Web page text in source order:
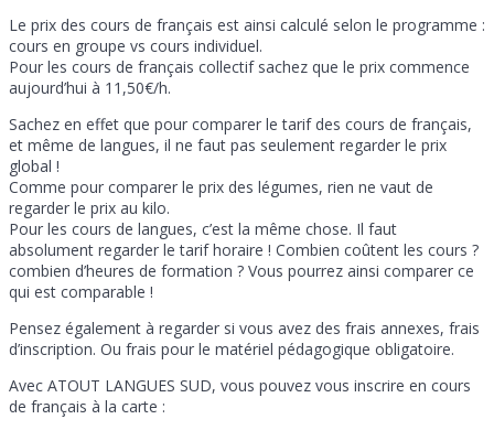
Le prix des cours de français est ainsi calculé selon le programme :
cours en groupe vs cours individuel.
Pour les cours de français collectif sachez que le prix commence
aujourd’hui à 11,50€/h.
Sachez en effet que pour comparer le tarif des cours de français,
et même de langues, il ne faut pas seulement regarder le prix
global !
Comme pour comparer le prix des légumes, rien ne vaut de
regarder le prix au kilo.
Pour les cours de langues, c’est la même chose. Il faut
absolument regarder le tarif horaire ! Combien coûtent les cours ?
combien d’heures de formation ? Vous pourrez ainsi comparer ce
qui est comparable !
Pensez également à regarder si vous avez des frais annexes, frais
d’inscription. Ou frais pour le matériel pédagogique obligatoire.
Avec ATOUT LANGUES SUD, vous pouvez vous inscrire en cours
de français à la carte :